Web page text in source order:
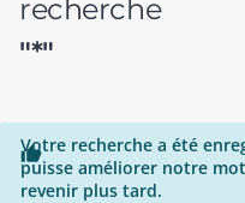
recherche
"*"

Votre recherche a été
puisse améliorer notre
revenir plus tard.